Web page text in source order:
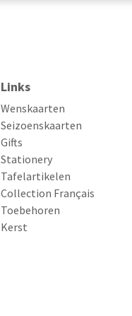
Links
Wenskaarten
Seizoenskaarten
Gifts
Stationery
Tafelartikelen
Collection Français
Toebehoren
Kerst